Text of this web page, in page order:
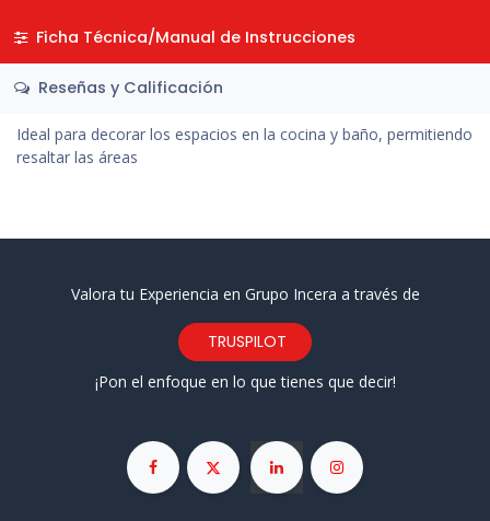
Ficha Técnica/Manual de Instrucciones
Reseñas y Calificación
Ideal para decorar los espacios en la cocina y baño, permitiendo
resaltar las áreas
Valora tu Experiencia en Grupo Incera a través de
TRUSPILOT
¡Pon el enfoque en lo que tienes que decir!